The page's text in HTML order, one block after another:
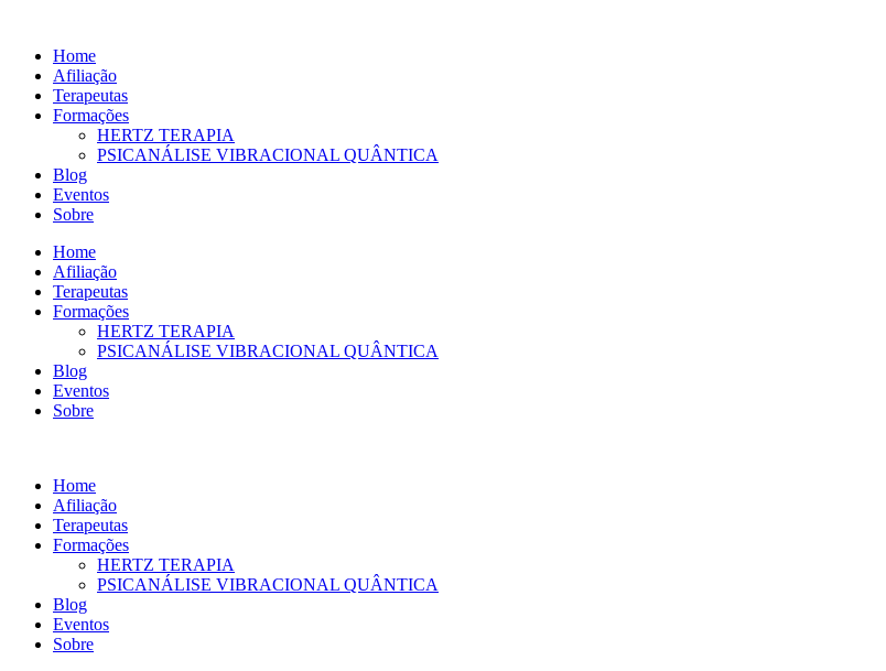
conteúdo
Home
Afiliação
Terapeutas
Formações
HERTZ TERAPIA
PSICANÁLISE VIBRACIONAL QUÂNTICA
Blog
Eventos
Sobre
Home
Afiliação
Terapeutas
Formações
HERTZ TERAPIA
PSICANÁLISE VIBRACIONAL QUÂNTICA
Blog
Eventos
Sobre
Home
Afiliação
Terapeutas
Formações
HERTZ TERAPIA
PSICANÁLISE VIBRACIONAL QUÂNTICA
Blog
Eventos
Sobre